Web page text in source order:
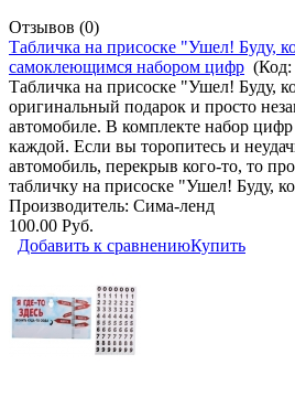
Отзывов (0)
Табличка на присоске "Ушел! Буду,
самоклеющимся набором цифр (Код:
Табличка на присоске "Ушел! Буду,
оригинальный подарок и просто
автомобиле. В комплекте набор
каждой. Если вы торопитесь и
автомобиль, перекрыв кого-то, то
табличку на присоске "Ушел! Буду,
Производитель: Сима-ленд
100.00 Руб.
Добавить к сравнениюКупить